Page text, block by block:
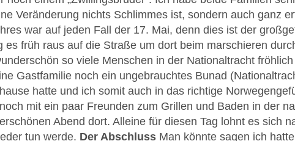
Veränderung nichts Schlimmes ist, sondern auch ganz
war auf jeden Fall der 17. Mai, denn dies ist der
es früh raus auf die Straße um dort beim marschieren
so viele Menschen in der Nationaltracht
Gastfamilie noch ein ungebrauchtes Bunad
hatte und ich somit auch in das richtige
mit ein paar Freunden zum Grillen und Baden in der
Abend dort. Alleine für diesen Tag lohnt es sich
tun werde. Der Abschluss Man könnte sagen ich